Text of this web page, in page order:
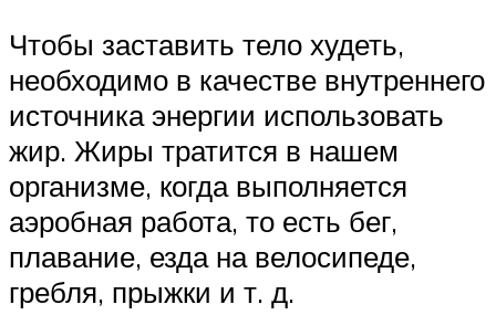
Чтобы заставить тело худеть,
необходимо в качестве внутреннего
источника энергии использовать
жир. Жиры тратится в нашем
организме, когда выполняется
аэробная работа, то есть бег,
плавание, езда на велосипеде,
гребля, прыжки и т. д.